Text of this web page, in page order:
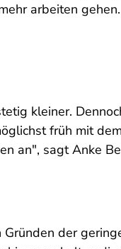
arbeiten
kleiner.
früh mit
an", sagt Anke
der